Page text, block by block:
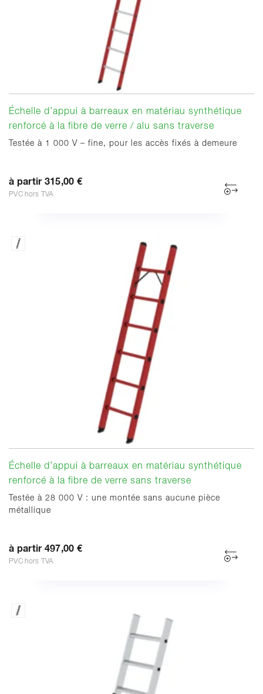
Échelle d’appui à barreaux en matériau synthétique
renforcé à la fibre de verre / alu sans traverse
Testée à 1 000 V – fine, pour les accès fixés à demeure
à partir 315,00 €
PVC hors TVA
Échelle d’appui à barreaux en matériau synthétique
renforcé à la fibre de verre sans traverse
Testée à 28 000 V : une montée sans aucune pièce
métallique
à partir 497,00 €
PVC hors TVA